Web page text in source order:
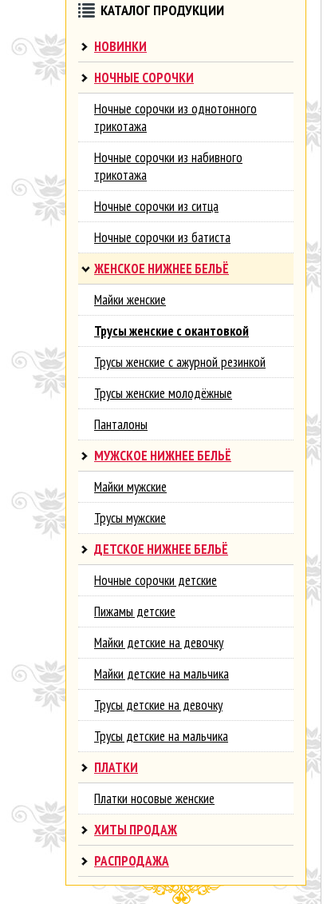
КАТАЛОГ ПРОДУКЦИИ
НОВИНКИ
НОЧНЫЕ СОРОЧКИ
Ночные сорочки из однотонного
трикотажа
Ночные сорочки из набивного
трикотажа
Ночные сорочки из ситца
Ночные сорочки из батиста
ЖЕНСКОЕ НИЖНЕЕ БЕЛЬЁ
Майки женские
Трусы женские с окантовкой
Трусы женские с ажурной резинкой
Трусы женские молодёжные
Панталоны
МУЖСКОЕ НИЖНЕЕ БЕЛЬЁ
Майки мужские
Трусы мужские
ДЕТСКОЕ НИЖНЕЕ БЕЛЬЁ
Ночные сорочки детские
Пижамы детские
Майки детские на девочку
Майки детские на мальчика
Трусы детские на девочку
Трусы детские на мальчика
ПЛАТКИ
Платки носовые женские
ХИТЫ ПРОДАЖ
РАСПРОДАЖА